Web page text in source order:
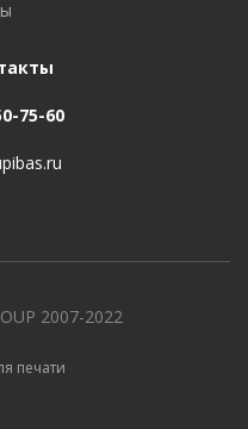
75-60
2007-2022
печати